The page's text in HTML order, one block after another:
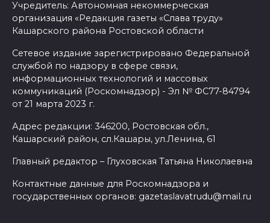
Учредитель: Автономная некоммерческая
организация «Редакция газеты «Слава труду»
Кашарского района Ростовской области
Сетевое издание зарегистрировано Федеральной
службой по надзору в сфере связи,
информационных технологий и массовых
коммуникаций (Роскомнадзор) - Эл № ФС77-84794
от 21 марта 2023 г.
Адрес редакции: 346200, Ростовская обл.,
Кашарский район, сл.Кашары, ул.Ленина, 61
Главный редактор – Глуховская Татьяна Николаевна
Контактные данные для Роскомнадзора и
государственных органов: gazetaslavatrudu@mail.ru